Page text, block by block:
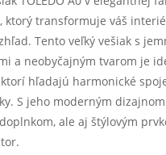
ktorý transformuje váš
Tento veľký vešiak s
a neobyčajným tvarom je
hľadajú harmonické
S jeho moderným
ale aj štýlovým